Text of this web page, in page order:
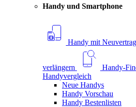
Handy und Smartphone
Handy mit Neuvertrag
verlängern
Handy-
Handyvergleich
Neue Handys
Handy Vorschau
Handy Bestenlisten